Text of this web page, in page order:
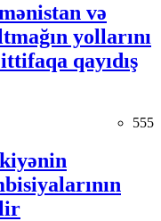
və
yollarını
qayıdış
555